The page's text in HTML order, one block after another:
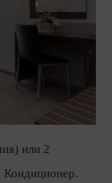
или 2